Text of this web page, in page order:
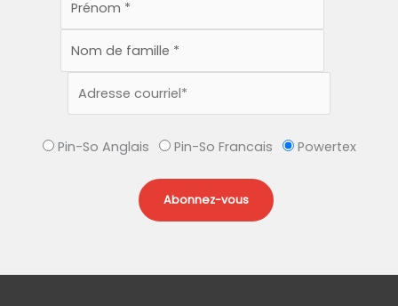
Pin-So Anglais Pin-So Francais Powertex